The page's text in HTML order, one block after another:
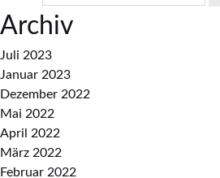
Archiv
Juli 2023
Januar 2023
Dezember 2022
Mai 2022
April 2022
März 2022
Februar 2022